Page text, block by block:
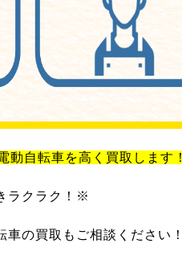
動自転車を高く買取します！
ラクラク！※
の買取もご相談ください！